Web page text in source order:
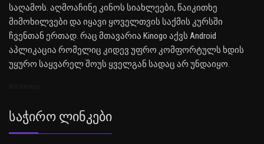
საღამოს. აღმოაჩინე კინოს სიახლეები, წაიკითხე
მიმოხილვები და იყავი ყოველთვის საქმის კურსში
ჩვენთან ერთად. რაც მთავარია Kinogo აქვს Android
აპლიკაცია რომელიც კიდევ უფრო კომფორტულს ხდის
უყურო საყვარელ შოუს ყველგან სადაც არ უნდაიყო.
Საჭირო Ლინკები